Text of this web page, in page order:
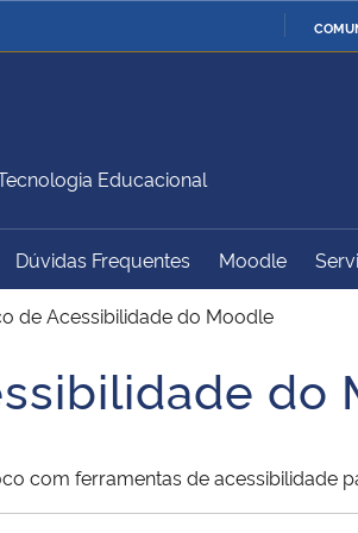
da Justiça e
Ministério da Defesa
do Turismo
Ministério do
Desenvolvimento Regional
Segurança
Advocacia-Geral da União
Educacional
Dúvidas Frequentes Moodle
de Acessibilidade do Moodle
do
com ferramentas de acessibilidade